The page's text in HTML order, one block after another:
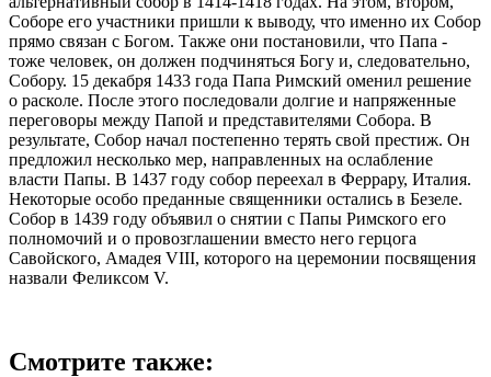
Соборе его участники пришли к выводу, что именно их Собор
прямо связан с Богом. Также они постановили, что Папа -
тоже человек, он должен подчиняться Богу и, следовательно,
Собору. 15 декабря 1433 года Папа Римский оменил решение
о расколе. После этого последовали долгие и напряженные
переговоры между Папой и представителями Собора. В
результате, Собор начал постепенно терять свой престиж. Он
предложил несколько мер, направленных на ослабление
власти Папы. В 1437 году собор переехал в Феррару, Италия.
Некоторые особо преданные священники остались в Безеле.
Собор в 1439 году объявил о снятии с Папы Римского его
полномочий и о провозглашении вместо него герцога
Савойского, Амадея VIII, которого на церемонии посвящения
назвали Феликсом V.
Смотрите также: